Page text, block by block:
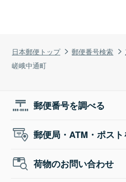
日本郵便トップ 郵便番号検索
嵯峨中通町
郵便番号を調べる
郵便局・ATM・ポス
荷物のお問い合わせ